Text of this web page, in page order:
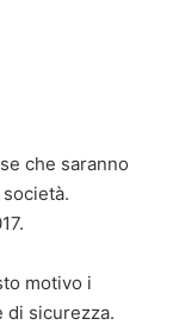
che saranno
motivo i
di sicurezza.